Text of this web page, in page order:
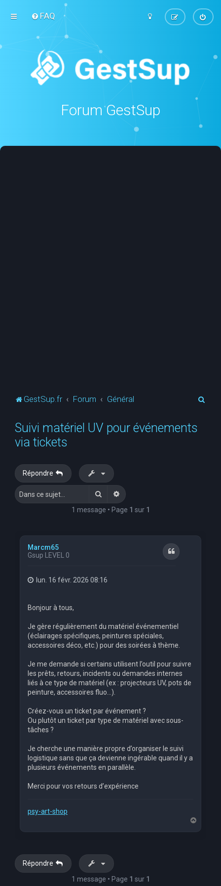
FAQ
Forum GestSup
GestSup.fr Forum Général
Suivi matériel UV pour événements
via tickets
Répondre
RechercherRecherche avancée
1 message • Page 1 sur 1
Marcm65
Gsup LEVEL 0
Citation
lun. 16 févr. 2026 08:16
Bonjour à tous,
Je gère régulièrement du matériel événementiel
(éclairages spécifiques, peintures spéciales,
accessoires déco, etc.) pour des soirées à thème.
Je me demande si certains utilisent l’outil pour suivre
les prêts, retours, incidents ou demandes internes
liés à ce type de matériel (ex : projecteurs UV, pots de
peinture, accessoires fluo…).
Créez-vous un ticket par événement ?
Ou plutôt un ticket par type de matériel avec sous-
tâches ?
Je cherche une manière propre d’organiser le suivi
logistique sans que ça devienne ingérable quand il y a
plusieurs événements en parallèle.
Merci pour vos retours d’expérience
psy-art-shop
a
Répondre
1 message • Page 1 sur 1